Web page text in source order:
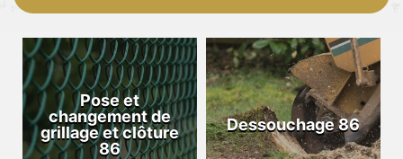
Pose et
changement de
grillage et clôture
86
Dessouchage 86